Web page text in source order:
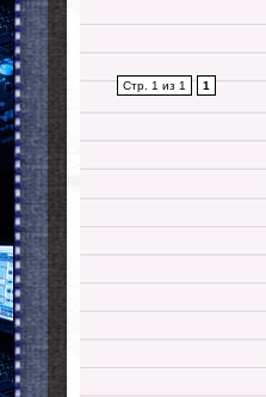
Стр. 1 из 1 1